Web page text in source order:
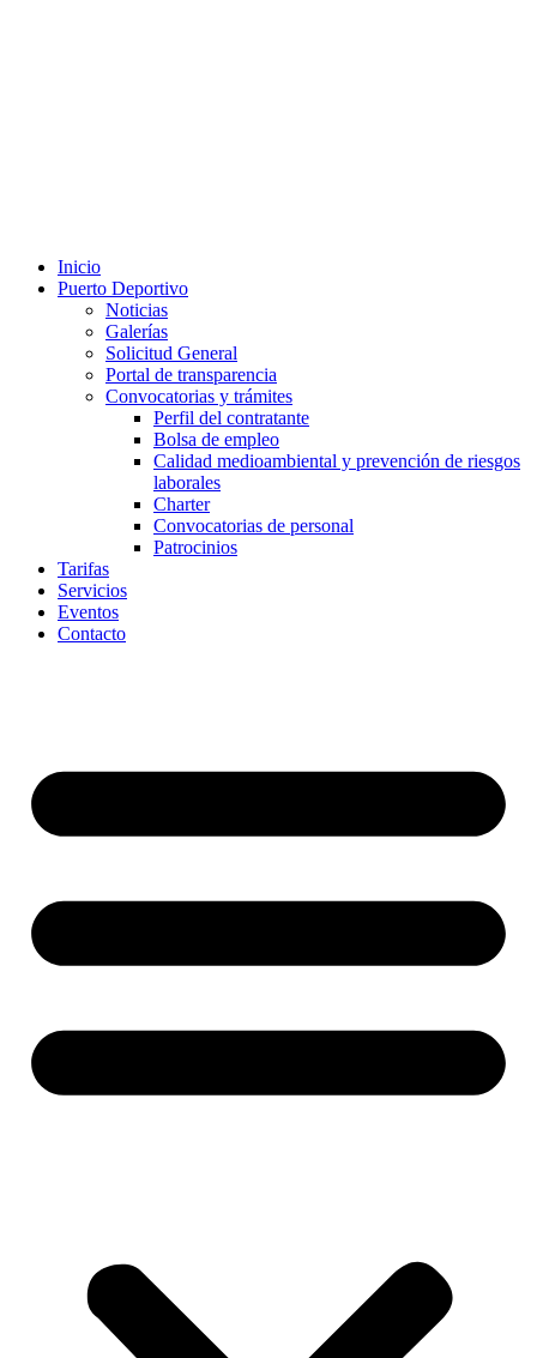
Inicio
Puerto Deportivo
Noticias
Galerías
Solicitud General
Portal de transparencia
Convocatorias y trámites
Perfil del contratante
Bolsa de empleo
Calidad medioambiental y prevención de riesgos
laborales
Charter
Convocatorias de personal
Patrocinios
Tarifas
Servicios
Eventos
Contacto